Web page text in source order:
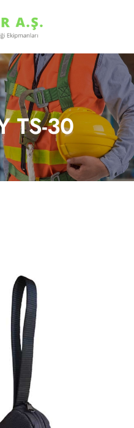
TS-30